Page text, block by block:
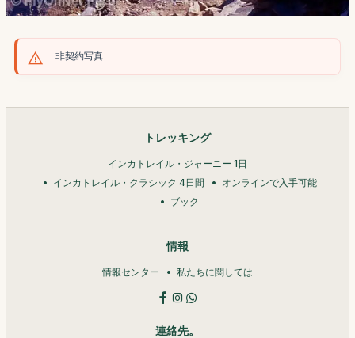
非契約写真
トレッキング
インカトレイル・ジャーニー 1日
インカトレイル・クラシック 4日間
オンラインで入手可能
ブック
情報
情報センター 私たちに関しては
連絡先。